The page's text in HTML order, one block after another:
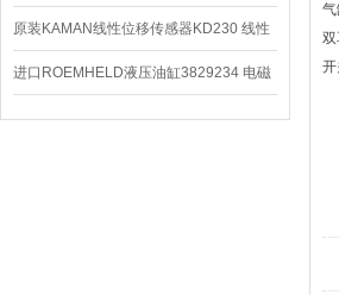
K21R80G4马达
原装KAMAN线性位移传感器KD230 线性
编码器
进口ROEMHELD液压油缸3829234 电磁
阀定位器